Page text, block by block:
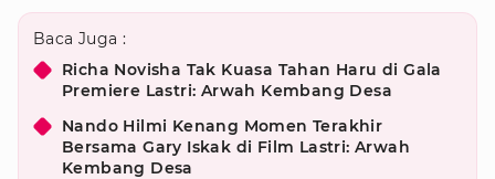
Baca Juga :
Richa Novisha Tak Kuasa Tahan Haru di Gala
Premiere Lastri: Arwah Kembang Desa
Nando Hilmi Kenang Momen Terakhir
Bersama Gary Iskak di Film Lastri: Arwah
Kembang Desa